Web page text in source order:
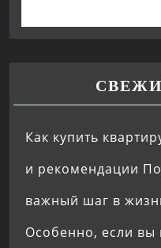
Как купить
и рекомендации
важный шаг в
Особенно, если вы